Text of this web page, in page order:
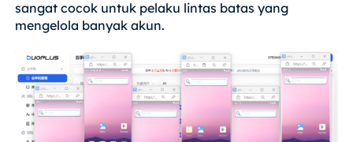
sangat cocok untuk pelaku lintas batas yang
mengelola banyak akun.